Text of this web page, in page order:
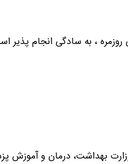
روزمره ، به سادگی انجام
بهداشت، درمان و آموزش